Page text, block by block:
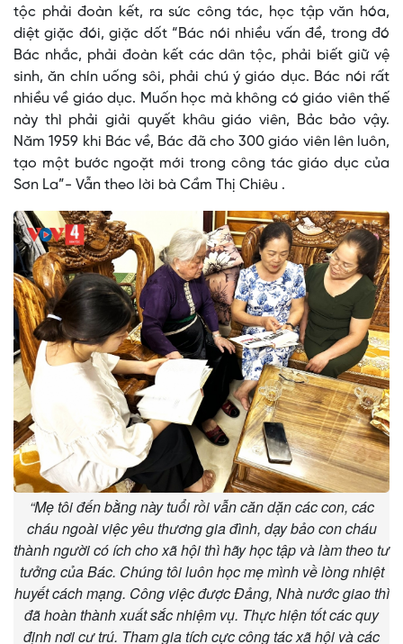
tộc phải đoàn kết, ra sức công tác, học tập văn hóa,
diệt giặc đói, giặc dốt “Bác nói nhiều vấn đề, trong đó
Bác nhắc, phải đoàn kết các dân tộc, phải biết giữ vệ
sinh, ăn chín uống sôi, phải chú ý giáo dục. Bác nói rất
nhiều về giáo dục. Muốn học mà không có giáo viên thế
này thì phải giải quyết khâu giáo viên, Bảc bảo vậy.
Năm 1959 khi Bác về, Bác đã cho 300 giáo viên lên luôn,
tạo một bước ngoặt mới trong công tác giáo dục của
Sơn La”- Vẫn theo lời bà Cầm Thị Chiêu .
“Mẹ tôi đến bằng này tuổi rồi vẫn căn dặn các con, các
cháu ngoài việc yêu thương gia đình, dạy bảo con cháu
thành người có ích cho xã hội thì hãy học tập và làm theo tư
tưởng của Bác. Chúng tôi luôn học mẹ mình về lòng nhiệt
huyết cách mạng. Công việc được Đảng, Nhà nước giao thì
đã hoàn thành xuất sắc nhiệm vụ. Thực hiện tốt các quy
định nơi cư trú. Tham gia tích cực công tác xã hội và các